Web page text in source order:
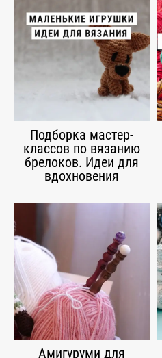
Подборка мастер-
классов по вязанию
брелоков. Идеи для
вдохновения
Амигуруми для